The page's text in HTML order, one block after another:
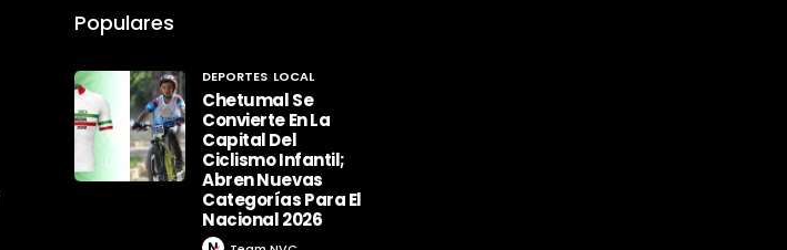
Populares
DEPORTES LOCAL
Chetumal Se
Convierte En La
Capital Del
Ciclismo Infantil;
Abren Nuevas
Categorías Para El
Nacional 2026